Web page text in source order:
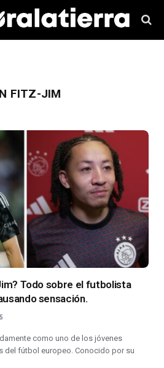
FITZ-JIM
Todo sobre el futbolista
sensación.
como uno de los jóvenes
del fútbol europeo. Conocido por su